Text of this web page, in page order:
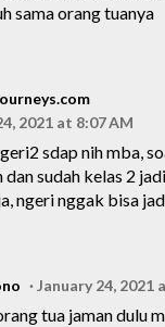
sama orang tuanya
2021 at 8:07 AM
sdap nih mba,
dan sudah kelas 2
ngeri nggak bisa
January 24, 2021
tua jaman dulu